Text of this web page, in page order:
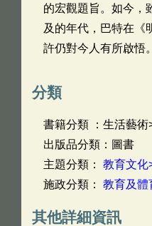
的宏觀題旨。如今，
及的年代，巴特在《
許仍對今人有所啟悟
分類
書籍分類 ：生活藝術
出版品分類：圖書
主題分類： 教育文化
施政分類： 教育及體
其他詳細資訊